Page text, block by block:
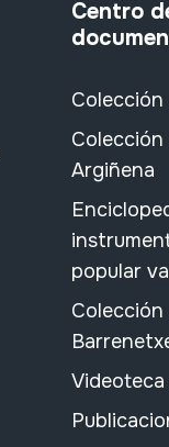
Centro
Argiñena
popular
Videoteca